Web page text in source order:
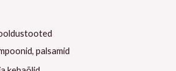
palsamid